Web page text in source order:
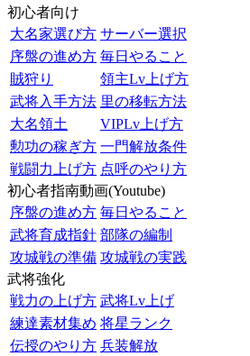
初心者向け
大名家選び方 サーバー選択
序盤の進め方 毎日やること
賊狩り
領主Lv上げ方
武将入手方法 里の移転方法
大名領土
VIPLv上げ方
勲功の稼ぎ方 一門解放条件
戦闘力上げ方 点呼のやり方
初心者指南動画(Youtube)
序盤の進め方 毎日やること
武将育成指針 部隊の編制
攻城戦の準備 攻城戦の実践
武将強化
戦力の上げ方 武将Lv上げ
練達素材集め 将星ランク
伝授のやり方 兵装解放